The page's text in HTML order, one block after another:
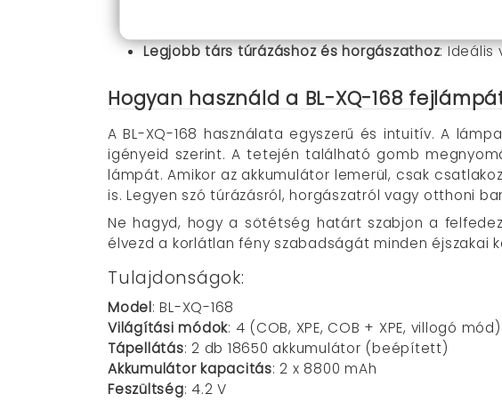
Legjobb társ túrázáshoz és horgászathoz: Ideális
Hogyan használd a BL-XQ-168
A BL-XQ-168 használata egyszerű és intuitív. A
igényeid szerint. A tetején található gomb
lámpát. Amikor az akkumulátor lemerül, csak
is. Legyen szó túrázásról, horgászatról vagy otthoni
Ne hagyd, hogy a sötétség határt szabjon a
élvezd a korlátlan fény szabadságát minden éjszakai
Tulajdonságok:
Model: BL-XQ-168
Világítási módok: 4 (COB, XPE, COB + XPE, villogó mód)
Tápellátás: 2 db 18650 akkumulátor (beépített)
Akkumulátor kapacitás: 2 x 8800 mAh
Feszültség: 4.2 V